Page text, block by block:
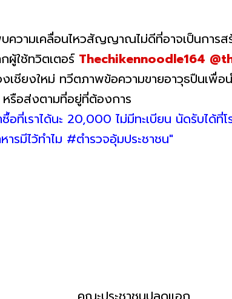
วามเคลื่อนไหวสัญญาณไม่ดีที่อาจเป็นการส
ผู้ใช้ทวิตเตอร์ Thechikennoodle164
เชียงใหม่ ทวีตภาพข้อความขายอาวุธปืนเพื่
หรือส่งตามที่อยู่ที่ต้องการ
อที่เราได้นะ 20,000 ไม่มีทะเบียน นัดรับได้
รมีไว้ทำไม #ตํารวจอุ้มประชาชน"